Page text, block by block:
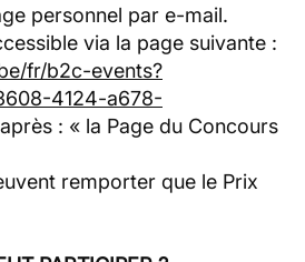
personnel par e-mail.
via la page suivante :
fr/b2c-events?
4124-a678-
: « la Page du Concours
remporter que le Prix